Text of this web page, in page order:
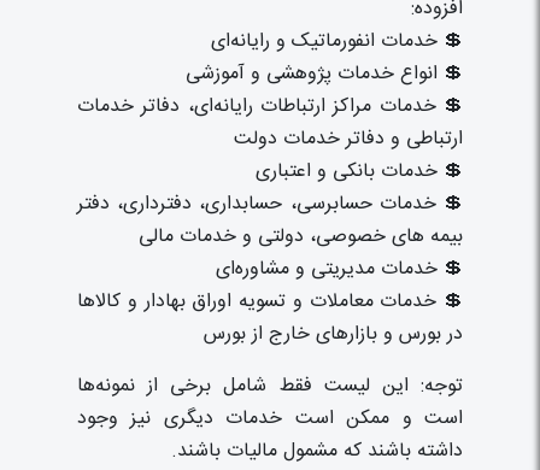
افزوده:
💲 خدمات انفورماتیک و رایانه‌ای
💲 انواع خدمات پژوهشی و آموزشی
💲 خدمات مراکز ارتباطات رایانه‌ای، دفاتر خدمات
ارتباطی و دفاتر خدمات دولت
💲 خدمات بانکی و اعتباری
💲 خدمات حسابرسی، حسابداری، دفترداری، دفتر
بیمه های خصوصی، دولتی و خدمات مالی
💲 خدمات مدیریتی و مشاوره‌ای
💲 خدمات معاملات و تسویه اوراق بهادار و کالاها
در بورس و بازارهای خارج از بورس
توجه: این لیست فقط شامل برخی از نمونه‌ها
است و ممکن است خدمات دیگری نیز وجود
داشته باشند که مشمول مالیات باشند.